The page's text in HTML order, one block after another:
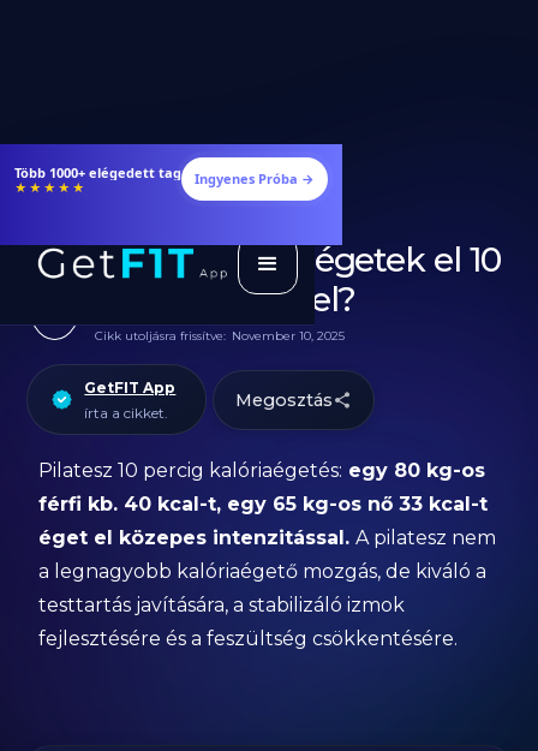
Étrendek, receptek és edzéstervek
★★★★★ Ingyenes Próba →
Hány kalóriát égetek el 10
perc pilatesszel?
Cikk utoljásra frissítve: November 10, 2025
GetFIT App
írta a cikket.
Megosztás
Pilatesz 10 percig kalóriaégetés: egy 80 kg-os
férfi kb. 40 kcal-t, egy 65 kg-os nő 33 kcal-t
éget el közepes intenzitással.A pilatesz nem
a legnagyobb kalóriaégető mozgás, de kiváló a
testtartás javítására, a stabilizáló izmok
fejlesztésére és a feszültség csökkentésére.